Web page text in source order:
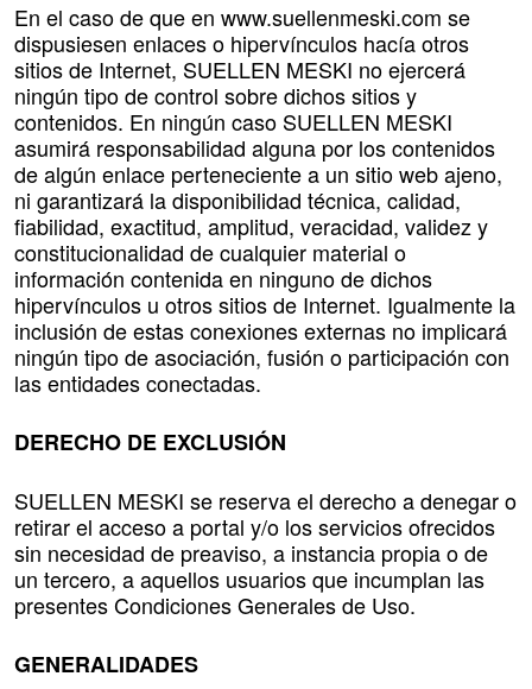
En el caso de que en www.suellenmeski.com se
dispusiesen enlaces o hipervínculos hacía otros
sitios de Internet, SUELLEN MESKI no ejercerá
ningún tipo de control sobre dichos sitios y
contenidos. En ningún caso SUELLEN MESKI
asumirá responsabilidad alguna por los contenidos
de algún enlace perteneciente a un sitio web ajeno,
ni garantizará la disponibilidad técnica, calidad,
fiabilidad, exactitud, amplitud, veracidad, validez y
constitucionalidad de cualquier material o
información contenida en ninguno de dichos
hipervínculos u otros sitios de Internet. Igualmente la
inclusión de estas conexiones externas no implicará
ningún tipo de asociación, fusión o participación con
las entidades conectadas.
DERECHO DE EXCLUSIÓN
SUELLEN MESKI se reserva el derecho a denegar o
retirar el acceso a portal y/o los servicios ofrecidos
sin necesidad de preaviso, a instancia propia o de
un tercero, a aquellos usuarios que incumplan las
presentes Condiciones Generales de Uso.
GENERALIDADES